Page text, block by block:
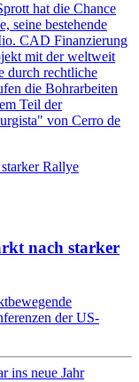
hat die Chance
seine bestehende
CAD Finanzierung
mit der weltweit
durch rechtliche
die Bohrarbeiten
Teil der
von Cerro de
nach starker
der US-